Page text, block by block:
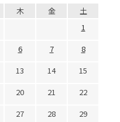
木 金
土
1
6 7
8
13 14
15
20 21
22
27 28
29